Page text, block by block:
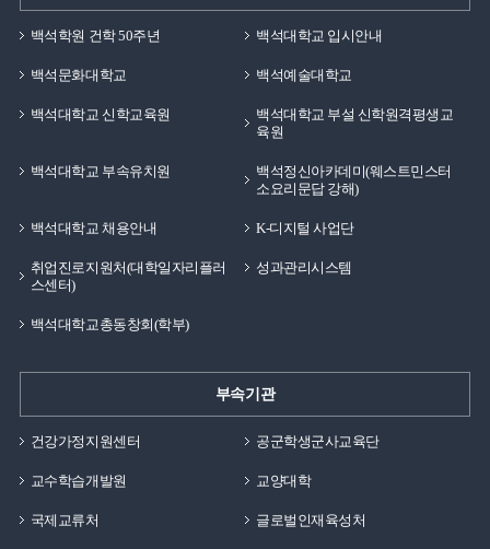
백석학원 건학 50주년 백석대학교 입시안내
백석문화대학교 백석예술대학교
백석대학교 신학교육원
백석대학교 부설 신학원격평생교
육원
백석대학교 부속유치원
백석정신아카데미(웨스트민스터
소요리문답 강해)
백석대학교 채용안내 K-디지털 사업단
취업진로지원처(대학일자리플러
스센터)
성과관리시스템
백석대학교총동창회(학부)
부속기관
건강가정지원센터 공군학생군사교육단
교수학습개발원 교양대학
국제교류처 글로벌인재육성처